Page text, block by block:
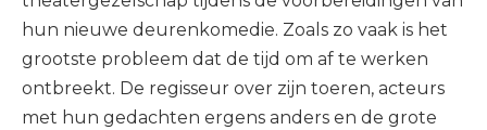
hun nieuwe deurenkomedie. Zoals zo vaak is het
grootste probleem dat de tijd om af te werken
ontbreekt. De regisseur over zijn toeren, acteurs
met hun gedachten ergens anders en de grote